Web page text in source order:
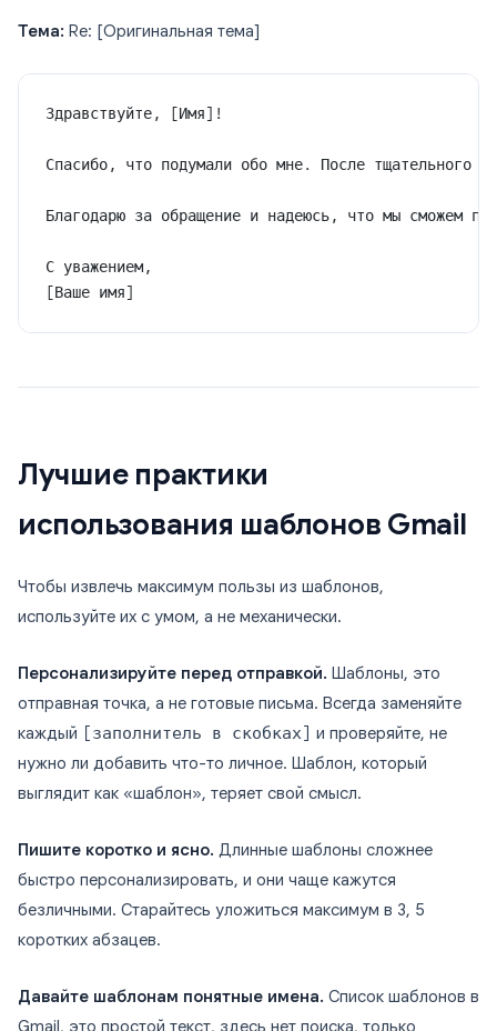
Тема: Re: [Оригинальная тема]
Здравствуйте, [Имя]!
Спасибо, что подумали обо мне. После тщательного
Благодарю за обращение и надеюсь, что мы сможем
С уважением,
[Ваше имя]
Лучшие практики
использования шаблонов Gmail
Чтобы извлечь максимум пользы из шаблонов,
используйте их с умом, а не механически.
Персонализируйте перед отправкой. Шаблоны, это
отправная точка, а не готовые письма. Всегда заменяйте
каждый
[заполнитель в скобках]
и проверяйте, не
нужно ли добавить что-то личное. Шаблон, который
выглядит как «шаблон», теряет свой смысл.
Пишите коротко и ясно. Длинные шаблоны сложнее
быстро персонализировать, и они чаще кажутся
безличными. Старайтесь уложиться максимум в 3, 5
коротких абзацев.
Давайте шаблонам понятные имена. Список шаблонов в
Gmail, это простой текст, здесь нет поиска, только